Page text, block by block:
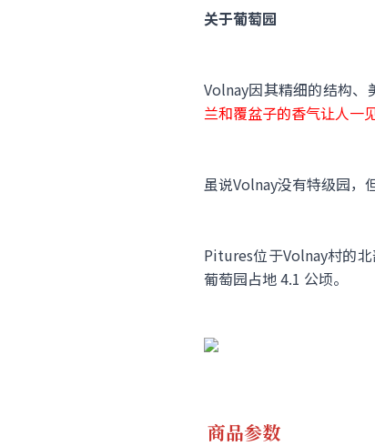
关于葡萄园
Volnay因其精细的结构、
兰和覆盆子的香气让人一
虽说Volnay没有特级园，
Pitures位于Volnay村的
葡萄园占地 4.1 公顷。
商品参数